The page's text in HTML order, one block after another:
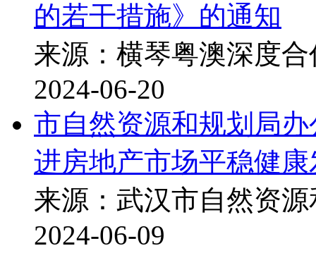
的若干措施》的通知
来源：横琴粤澳深度
2024-06-20
市自然资源和规划局
进房地产市场平稳健
来源：武汉市自然资
2024-06-09